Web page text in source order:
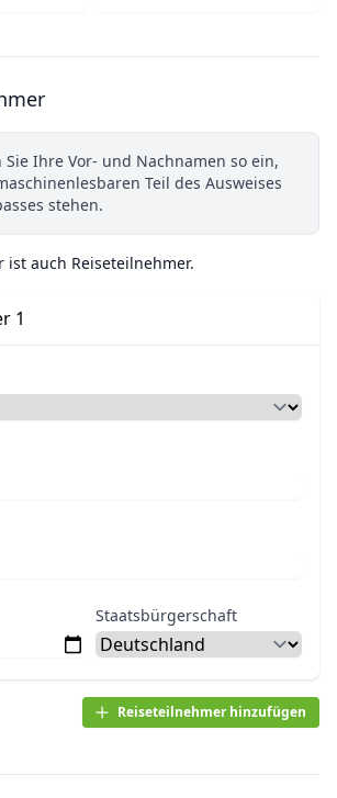
Sie Ihre Vor- und Nachnamen so ein,
Teil des Ausweises
stehen.
ist auch Reiseteilnehmer.
1
Staatsbürgerschaft
Reiseteilnehmer hinzufügen